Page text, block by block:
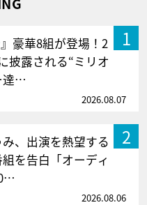
1
』豪華8組が登場！2
披露される“ミリオ
達…
2026.08.07
2
、出演を熱望する
を告白「オーディ
2026.08.06